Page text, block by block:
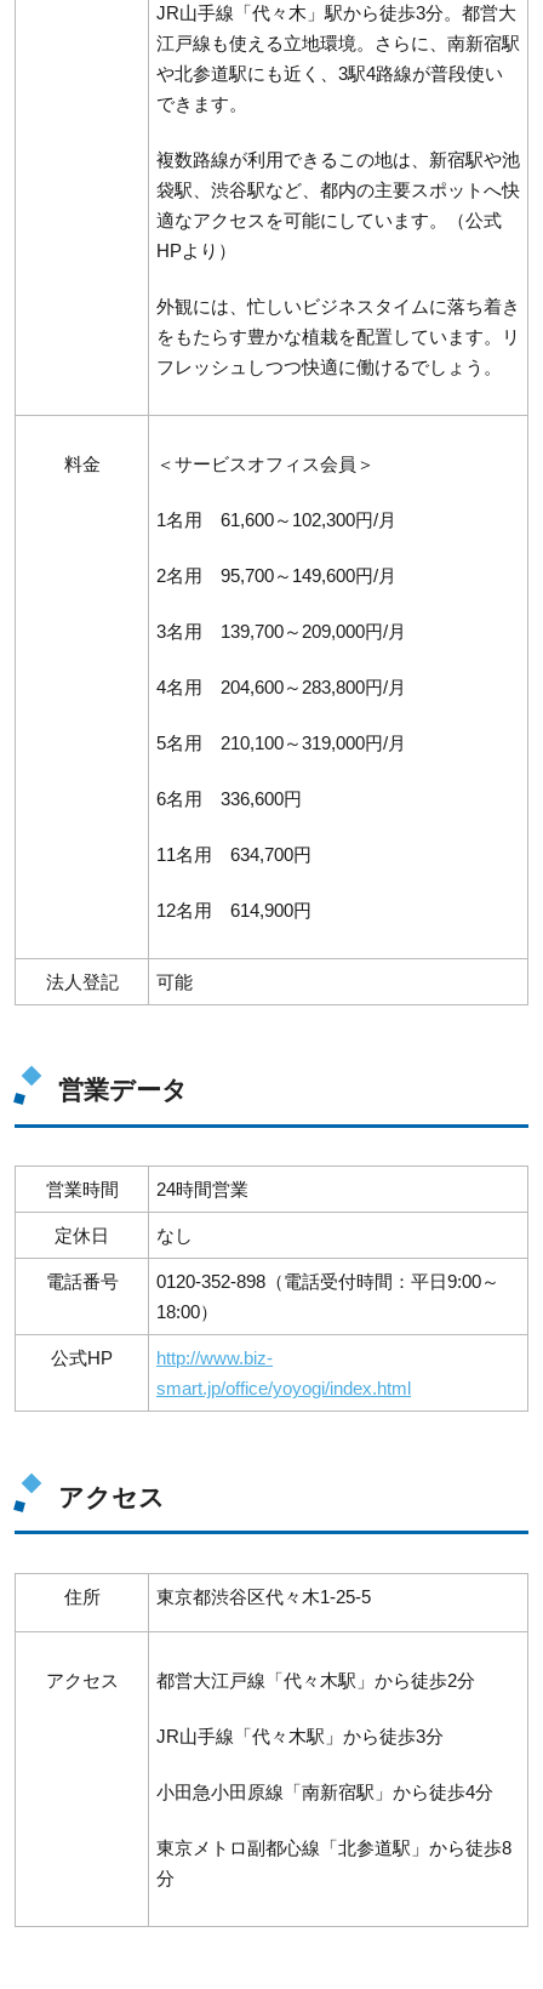
JR山手線「代々木」駅から徒歩3分。都営大
江戸線も使える立地環境。さらに、南新宿駅
や北参道駅にも近く、3駅4路線が普段使い
できます。
複数路線が利用できるこの地は、新宿駅や池
袋駅、渋谷駅など、都内の主要スポットへ快
適なアクセスを可能にしています。（公式
HPより）
外観には、忙しいビジネスタイムに落ち着き
をもたらす豊かな植栽を配置しています。リ
フレッシュしつつ快適に働けるでしょう。
料金 ＜サービスオフィス会員＞
1名用 61,600～102,300円/月
2名用 95,700～149,600円/月
3名用 139,700～209,000円/月
4名用 204,600～283,800円/月
5名用 210,100～319,000円/月
6名用 336,600円
11名用 634,700円
12名用 614,900円
法人登記 可能
営業データ
営業時間 24時間営業
定休日 なし
電話番号
0120-352-898（電話受付時間：平日9:00～
18:00）
公式HP
http://www.biz-
smart.jp/office/yoyogi/index.html
アクセス
住所 東京都渋谷区代々木1-25-5
アクセス 都営大江戸線「代々木駅」から徒歩2分
JR山手線「代々木駅」から徒歩3分
小田急小田原線「南新宿駅」から徒歩4分
東京メトロ副都心線「北参道駅」から徒歩8
分